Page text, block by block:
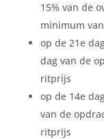
15% van de
minimum
op de 21e
dag van de
ritprijs
op de 14e
van de
ritprijs